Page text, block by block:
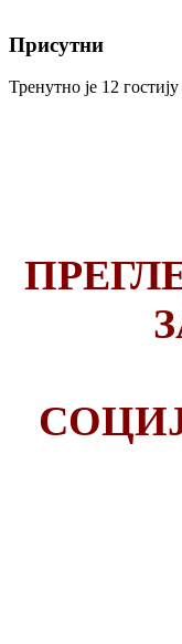
Присутни
Тренутно је 12